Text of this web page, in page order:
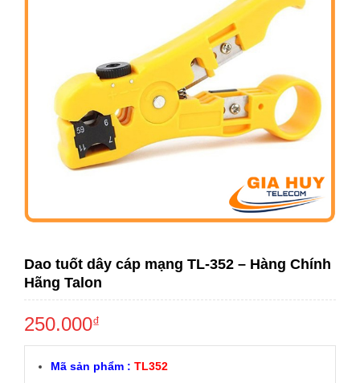
Dao tuốt dây cáp mạng TL-352 – Hàng Chính
Hãng Talon
250.000₫
Mã sản phẩm : TL352